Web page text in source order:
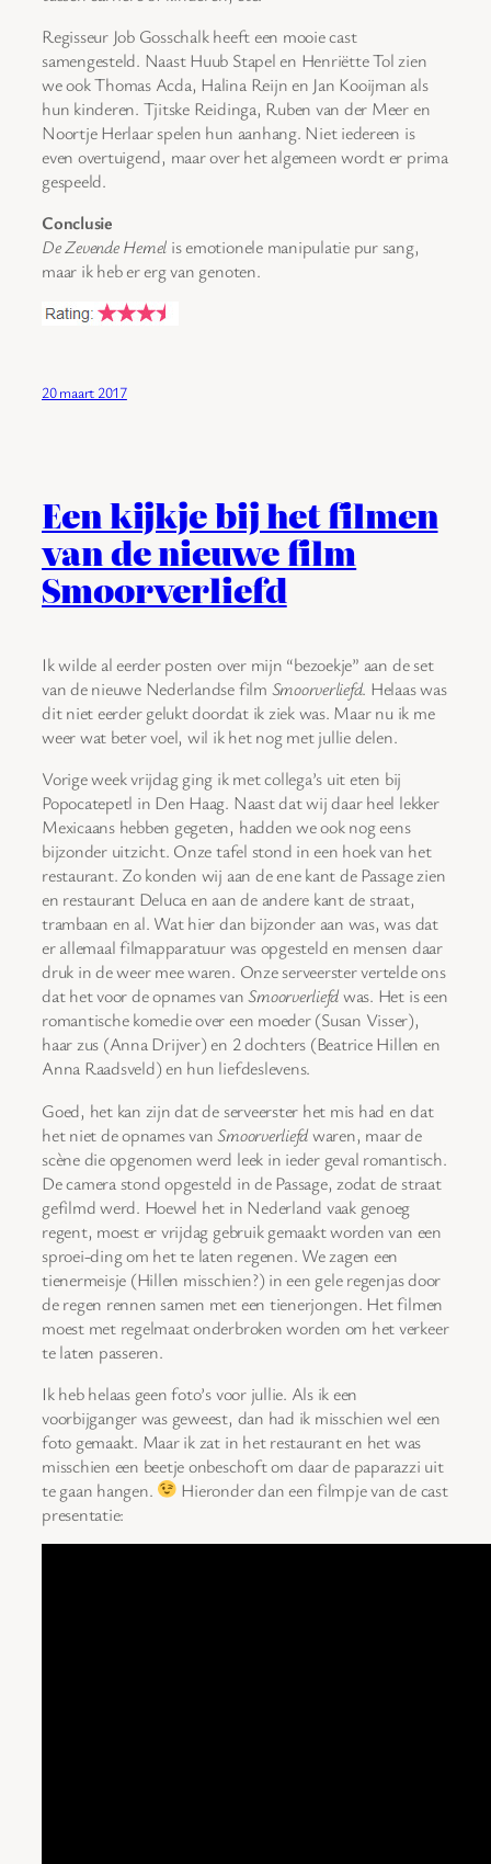
Regisseur Job Gosschalk heeft een mooie cast
samengesteld. Naast Huub Stapel en Henriëtte Tol zien
we ook Thomas Acda, Halina Reijn en Jan Kooijman als
hun kinderen. Tjitske Reidinga, Ruben van der Meer en
Noortje Herlaar spelen hun aanhang. Niet iedereen is
even overtuigend, maar over het algemeen wordt er prima
gespeeld.
Conclusie
De Zevende Hemel is emotionele manipulatie pur sang,
maar ik heb er erg van genoten.
20 maart 2017
Een kijkje bij het filmen
van de nieuwe film
Smoorverliefd
Ik wilde al eerder posten over mijn “bezoekje” aan de set
van de nieuwe Nederlandse film Smoorverliefd. Helaas was
dit niet eerder gelukt doordat ik ziek was. Maar nu ik me
weer wat beter voel, wil ik het nog met jullie delen.
Vorige week vrijdag ging ik met collega’s uit eten bij
Popocatepetl in Den Haag. Naast dat wij daar heel lekker
Mexicaans hebben gegeten, hadden we ook nog eens
bijzonder uitzicht. Onze tafel stond in een hoek van het
restaurant. Zo konden wij aan de ene kant de Passage zien
en restaurant Deluca en aan de andere kant de straat,
trambaan en al. Wat hier dan bijzonder aan was, was dat
er allemaal filmapparatuur was opgesteld en mensen daar
druk in de weer mee waren. Onze serveerster vertelde ons
dat het voor de opnames vanSmoorverliefdwas. Het is een
romantische komedie over een moeder (Susan Visser),
haar zus (Anna Drijver) en 2 dochters (Beatrice Hillen en
Anna Raadsveld) en hun liefdeslevens.
Goed, het kan zijn dat de serveerster het mis had en dat
het niet de opnames vanSmoorverliefdwaren, maar de
scène die opgenomen werd leek in ieder geval romantisch.
De camera stond opgesteld in de Passage, zodat de straat
gefilmd werd. Hoewel het in Nederland vaak genoeg
regent, moest er vrijdag gebruik gemaakt worden van een
sproei-ding om het te laten regenen. We zagen een
tienermeisje (Hillen misschien?) in een gele regenjas door
de regen rennen samen met een tienerjongen. Het filmen
moest met regelmaat onderbroken worden om het verkeer
te laten passeren.
Ik heb helaas geen foto’s voor jullie. Als ik een
voorbijganger was geweest, dan had ik misschien wel een
foto gemaakt. Maar ik zat in het restaurant en het was
misschien een beetje onbeschoft om daar de paparazzi uit
te gaan hangen.
Hieronder dan een filmpje van de cast
presentatie: